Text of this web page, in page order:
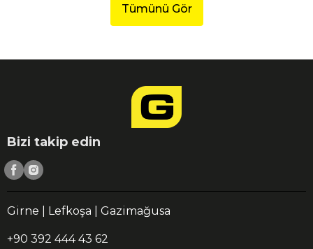
Tümünü Gör
Bizi takip edin
Girne | Lefkoşa | Gazimağusa
+90 392 444 43 62